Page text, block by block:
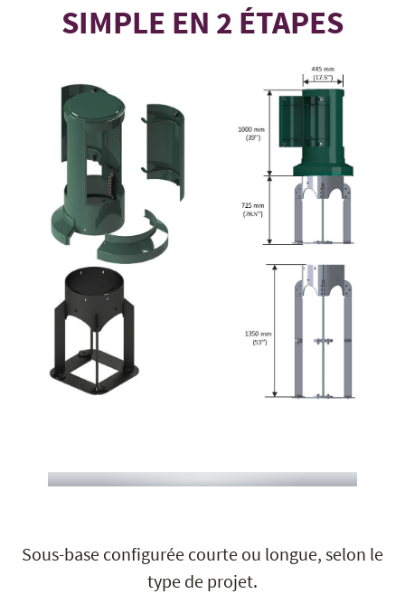
SIMPLE EN 2 ÉTAPES
Sous-base configurée courte ou longue, selon le
type de projet.